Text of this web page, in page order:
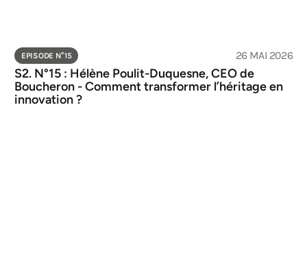
EPISODE N°15 26 MAI 2026
S2. N°15 : Hélène Poulit-Duquesne, CEO de
Boucheron - Comment transformer l’héritage en
innovation ?